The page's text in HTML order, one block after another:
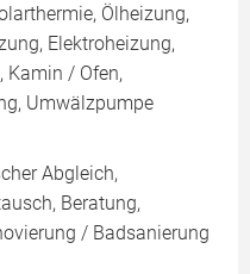
Ölheizung,
Elektroheizung,
Kamin / Ofen,
Umwälzpumpe
Abgleich,
Beratung,
/ Badsanierung